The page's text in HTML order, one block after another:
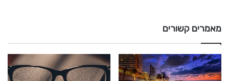
-
ח
ד
מאמרים קשורים